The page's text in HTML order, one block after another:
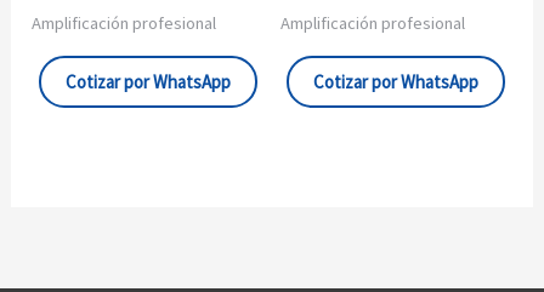
Amplificación profesional
Cotizar por WhatsApp
Amplificación profesional
Cotizar por WhatsApp